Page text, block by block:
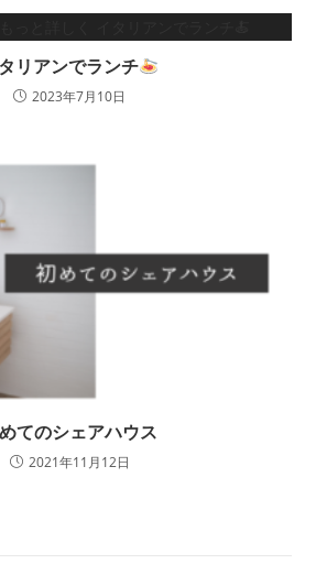
リアンでランチ
2023年7月10日
てのシェアハウス
2021年11月12日